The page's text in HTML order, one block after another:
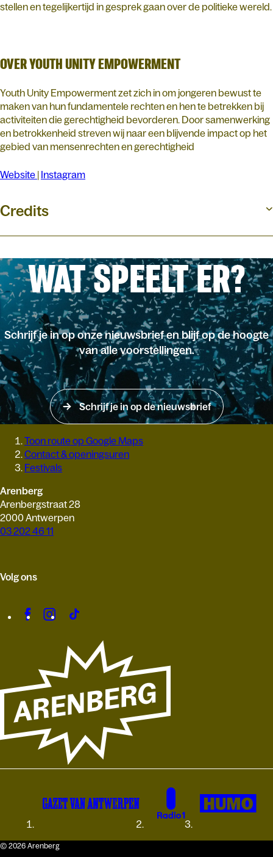
stellen en tegelijkertijd in gesprek gaan over de politieke wereld.
OVER YOUTH UNITY EMPOWERMENT
Youth Unity Empowerment zet zich in om jongeren bewust te
maken van hun fundamentele rechten en hen te betrekken bij
activiteiten die gerechtigheid bevorderen. Door samenwerking
en betrokkenheid streven wij naar een blijvende impact op het
gebied van mensenrechten en gerechtigheid
Website | Instagram
Credits
WAT SPEELT ER?
Schrijf je in op onze nieuwsbrief en blijf op de hoogte
van alle voorstellingen.
Schrijf je in op de nieuwsbrief
Toon route op Google Maps
Contact & openingsuren
Festivals
Arenberg
Arenbergstraat 28
2000 Antwerpen
03 202 46 11
Volg ons
© 2026 Arenberg